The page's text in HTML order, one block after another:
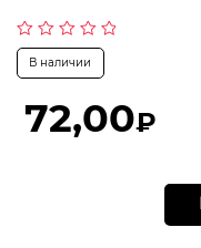
Оценка
из
В наличии
72,00₽